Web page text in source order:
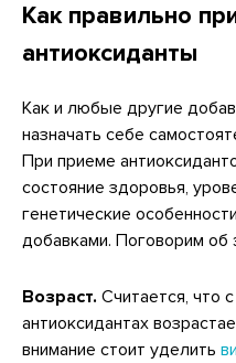
Как правильно
антиоксиданты
Как и любые другие
назначать себе
При приеме
состояние здоровья,
генетические
добавками. Поговорим об
Возраст. Считается, что
антиоксидантах
внимание стоит уделить